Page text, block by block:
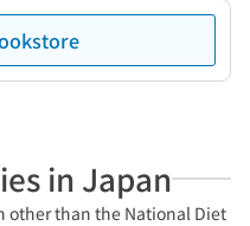
in Japan
other than the National Diet